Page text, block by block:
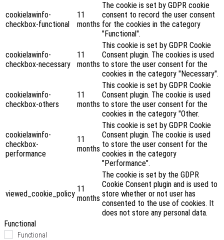
cookielawinfo-
checkbox-functional
11
months
The cookie is set by GDPR cookie
consent to record the user consent
for the cookies in the category
"Functional".
cookielawinfo-
checkbox-necessary
11
months
This cookie is set by GDPR Cookie
Consent plugin. The cookies is used
to store the user consent for the
cookies in the category "Necessary".
cookielawinfo-
checkbox-others
11
months
This cookie is set by GDPR Cookie
Consent plugin. The cookie is used
to store the user consent for the
cookies in the category "Other.
cookielawinfo-
checkbox-
performance
11
months
This cookie is set by GDPR Cookie
Consent plugin. The cookie is used
to store the user consent for the
cookies in the category
"Performance".
viewed_cookie_policy
11
months
The cookie is set by the GDPR
Cookie Consent plugin and is used to
store whether or not user has
consented to the use of cookies. It
does not store any personal data.
Functional
Functional